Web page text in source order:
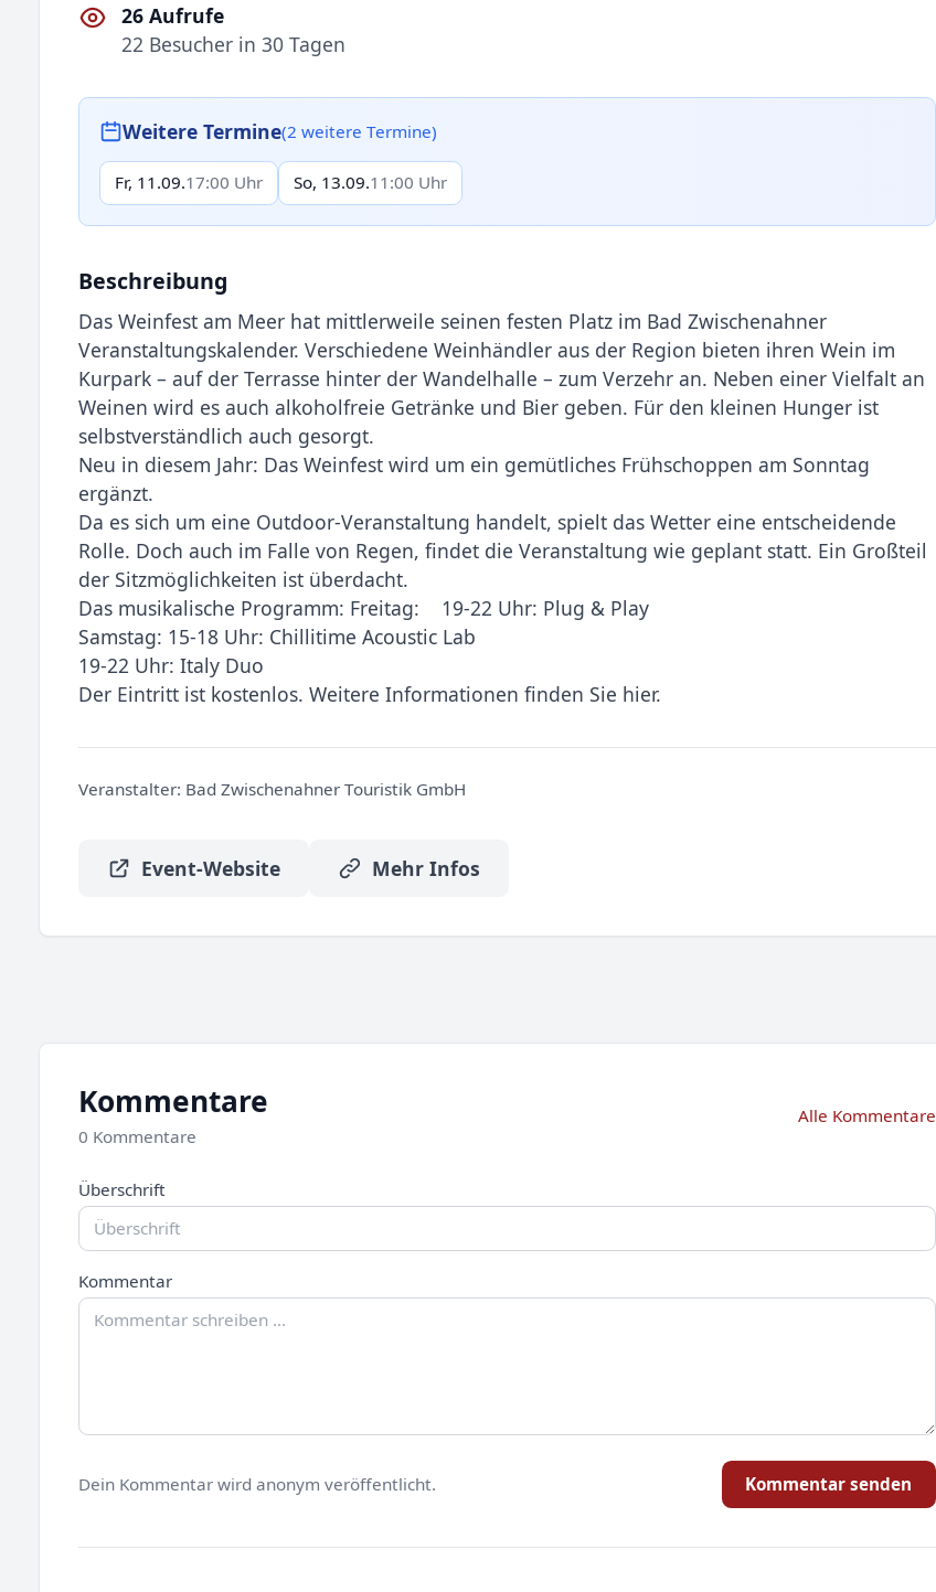
26 Aufrufe
22 Besucher in 30 Tagen
Weitere Termine(2 weitere Termine)
Fr, 11.09.17:00 Uhr So, 13.09.11:00 Uhr
Beschreibung
Das Weinfest am Meer hat mittlerweile seinen festen Platz im Bad Zwischenahner
Veranstaltungskalender. Verschiedene Weinhändler aus der Region bieten ihren Wein im
Kurpark – auf der Terrasse hinter der Wandelhalle – zum Verzehr an. Neben einer Vielfalt an
Weinen wird es auch alkoholfreie Getränke und Bier geben. Für den kleinen Hunger ist
selbstverständlich auch gesorgt.
Neu in diesem Jahr: Das Weinfest wird um ein gemütliches Frühschoppen am Sonntag
ergänzt.
Da es sich um eine Outdoor-Veranstaltung handelt, spielt das Wetter eine entscheidende
Rolle. Doch auch im Falle von Regen, findet die Veranstaltung wie geplant statt. Ein Großteil
der Sitzmöglichkeiten ist überdacht.
Das musikalische Programm: Freitag: 19-22 Uhr: Plug & Play
Samstag: 15-18 Uhr: Chillitime Acoustic Lab
19-22 Uhr: Italy Duo
Der Eintritt ist kostenlos. Weitere Informationen finden Sie hier.
Veranstalter: Bad Zwischenahner Touristik GmbH
Event-Website Mehr Infos
Kommentare
0 Kommentare
Alle Kommentare
Überschrift
Kommentar
Dein Kommentar wird anonym veröffentlicht. Kommentar senden